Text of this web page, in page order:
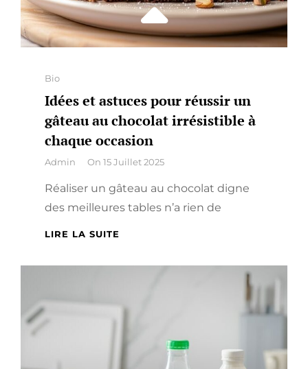
Categories
Bio
Idées et astuces pour réussir un
gâteau au chocolat irrésistible à
chaque occasion
By
Admin On 15 Juillet 2025
Réaliser un gâteau au chocolat digne
des meilleures tables n’a rien de
LIRE LA SUITE
CHOCOLAT
IRRÉSISTIBLE